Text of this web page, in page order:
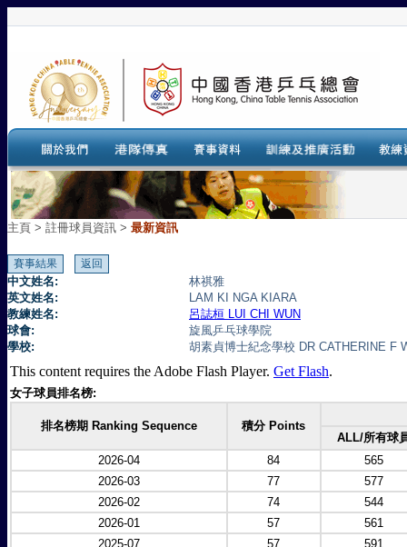
主頁 > 註冊球員資訊 > 最新資訊
中文姓名:
林祺雅
英文姓名:
LAM KI NGA KIARA
教練姓名:
呂誌桓 LUI CHI WUN
球會:
旋風乒乓球學院
學校:
胡素貞博士紀念學校 DR CATHERINE
This content requires the Adobe Flash Player. Get Flash.
女子球員排名榜:
排名榜期 Ranking Sequence
積分 Points
ALL/所有球
2026-04
84
565
2026-03
77
577
2026-02
74
544
2026-01
57
561
2025-07
57
591